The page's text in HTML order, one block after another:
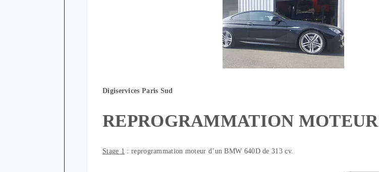
Digiservices Paris Sud
REPROGRAMMATION MOTEUR
Stage 1 : reprogrammation moteur d’un BMW 640D de 313 cv.